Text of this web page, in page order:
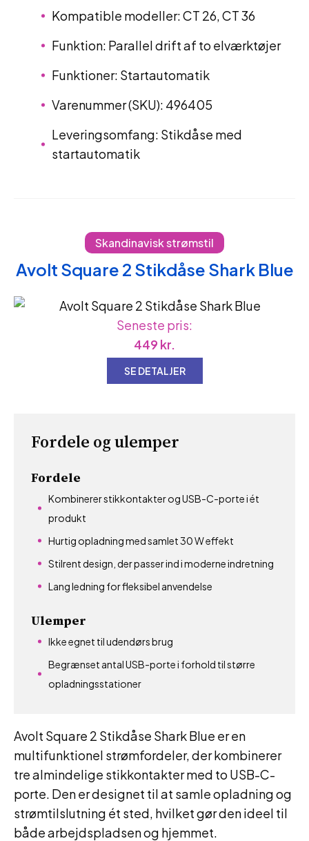
Kompatible modeller: CT 26, CT 36
Funktion: Parallel drift af to elværktøjer
Funktioner: Startautomatik
Varenummer (SKU): 496405
Leveringsomfang: Stikdåse med
startautomatik
Skandinavisk strømstil
Avolt Square 2 Stikdåse Shark Blue
Avolt Square 2 Stikdåse Shark Blue er en
multifunktionel strømfordeler, der kombinerer
tre almindelige stikkontakter med to USB-C-
porte. Den er designet til at samle opladning og
strømtilslutning ét sted, hvilket gør den ideel til
både arbejdspladsen og hjemmet.
Fordele og ulemper
Fordele
Kombinerer stikkontakter og USB-C-porte i ét
produkt
Hurtig opladning med samlet 30 W effekt
Stilrent design, der passer ind i moderne indretning
Lang ledning for fleksibel anvendelse
Ulemper
Ikke egnet til udendørs brug
Begrænset antal USB-porte i forhold til større
opladningsstationer
Seneste pris:
449 kr.
SE DETALJER